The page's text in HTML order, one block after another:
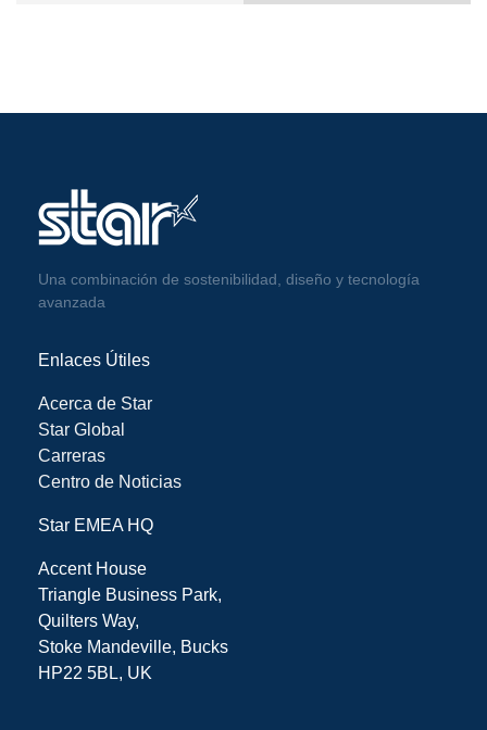
Una combinación de sostenibilidad, diseño y tecnología
avanzada
Enlaces Útiles
Acerca de Star
Star Global
Carreras
Centro de Noticias
Star EMEA HQ
Accent House
Triangle Business Park,
Quilters Way,
Stoke Mandeville, Bucks
HP22 5BL, UK